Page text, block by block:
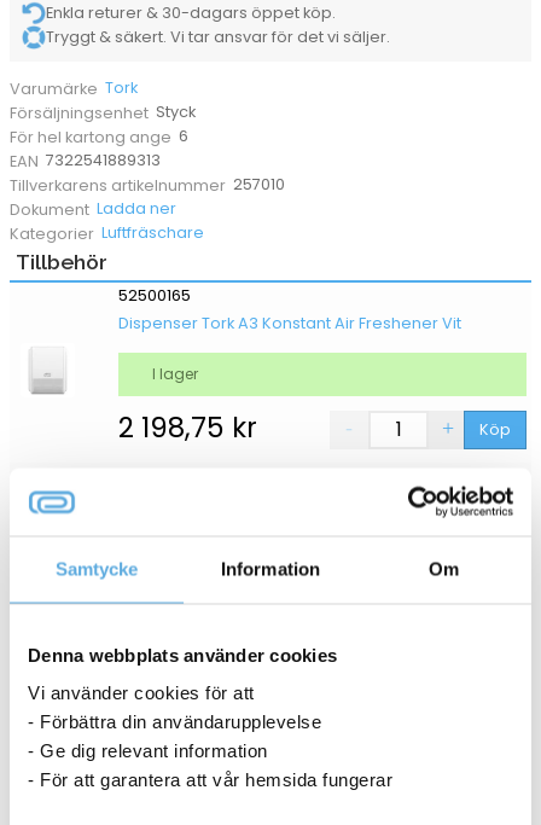
Samtycke Information Om
Denna webbplats använder cookies
Vi använder cookies för att
- Förbättra din användarupplevelse
- Ge dig relevant information
- För att garantera att vår hemsida fungerar
Enkla returer & 30-dagars öppet köp.
Tryggt & säkert. Vi tar ansvar för det vi säljer.
Varumärke Tork
Försäljningsenhet Styck
För hel kartong ange 6
EAN 7322541889313
Tillverkarens artikelnummer 257010
Dokument Ladda ner
Kategorier Luftfräschare
Tillbehör
52500165
Dispenser Tork A3 Konstant Air Freshener Vit
2 198,75 kr Köp
I lager
Dispenser Tork A3 Konstant Air Freshener Svart
2 198,75
ANDRA KÖPTE OCKSÅ